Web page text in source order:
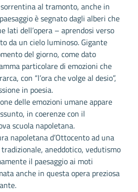
al tramonto, anche in
è segnato dagli alberi che
lati dell’opera – aprendosi verso
da un cielo luminoso. Gigante
del giorno, come dato
particolare di emozioni che
con “l’ora che volge al desio”,
in poesia.
delle emozioni umane appare
in coerenze con il
scuola napoletana.
napoletana d’Ottocento ad una
aneddotico, vedutismo
il paesaggio ai moti
anche in questa opera preziosa